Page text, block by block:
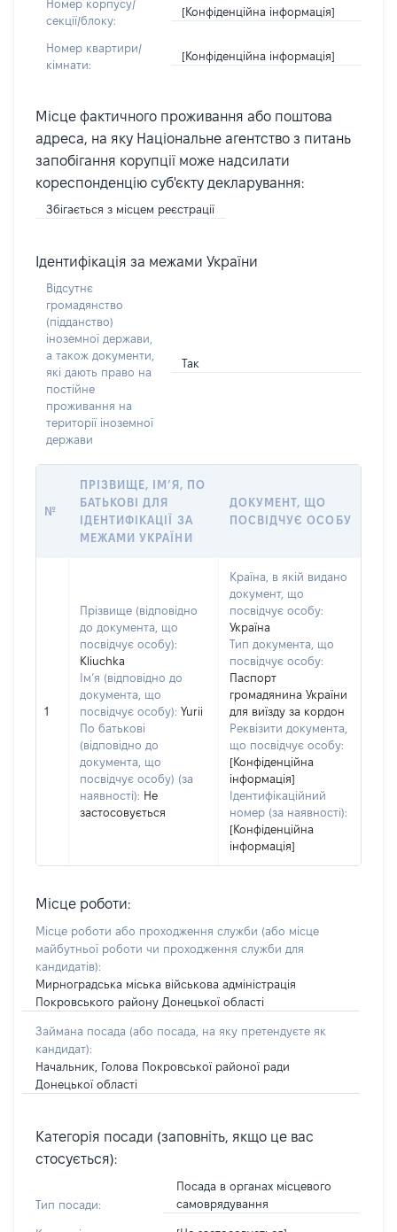
Номер корпусу/
секції/блоку:
[Конфіденційна інформація]
Номер квартири/
кімнати:
[Конфіденційна інформація]
Місце фактичного проживання або поштова
адреса, на яку Національне агентство з питань
запобігання корупції може надсилати
кореспонденцію суб'єкту декларування:
Збігається з місцем реєстрації
Ідентифікація за межами України
Відсутнє
громадянство
(підданство)
іноземної держави,
а також документи,
які дають право на
постійне
проживання на
території іноземної
держави
Так
№
ПРІЗВИЩЕ, ІМ’Я, ПО
БАТЬКОВІ ДЛЯ
ІДЕНТИФІКАЦІЇ ЗА
МЕЖАМИ УКРАЇНИ
ДОКУМЕНТ, ЩО
ПОСВІДЧУЄ ОСОБУ
1
Прізвище (відповідно
до документа, що
посвідчує особу):
Kliuchka
Ім’я (відповідно до
документа, що
посвідчує особу): Yurii
По батькові
(відповідно до
документа, що
посвідчує особу) (за
наявності): Не
застосовується
Країна, в якій видано
документ, що
посвідчує особу:
Україна
Тип документа, що
посвідчує особу:
Паспорт
громадянина України
для виїзду за кордон
Реквізити документа,
що посвідчує особу:
[Конфіденційна
інформація]
Ідентифікаційний
номер (за наявності):
[Конфіденційна
інформація]
Місце роботи:
Місце роботи або проходження служби (або місце
майбутньої роботи чи проходження служби для
кандидатів):
Мирноградська міська військова адміністрація
Покровського району Донецької області
Займана посада (або посада, на яку претендуєте як
кандидат):
Начальник, Голова Покровської районої ради
Донецької області
Категорія посади (заповніть, якщо це вас
стосується):
Тип посади:
Посада в органах місцевого
самоврядування